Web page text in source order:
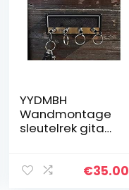
YYDMBH
Wandmontage
sleutelrek gitaar
opslag muur
€35.00